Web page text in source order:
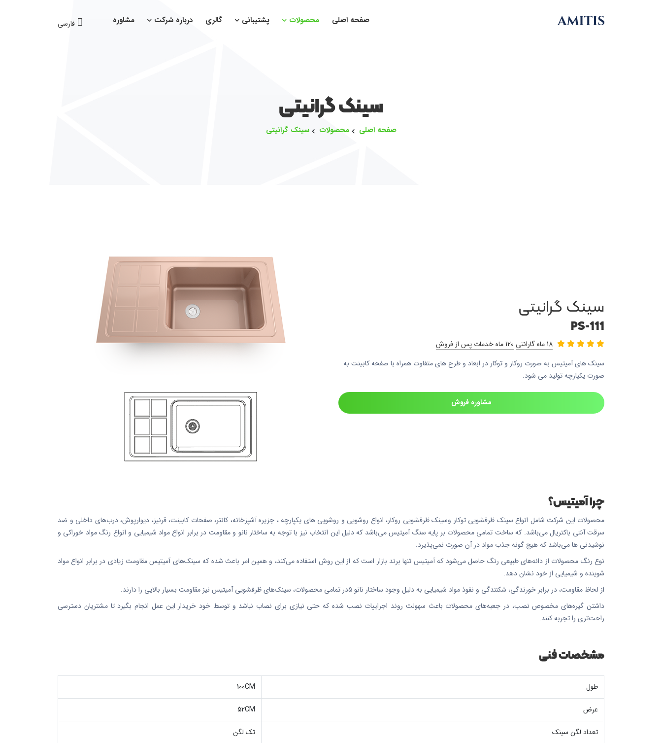
صفحه اصلی محصولات پشتیبانی گالری درباره شرکت مشاوره فارسی
سینک گرانیتی
صفحه اصلی محصولات سینک گرانیتی
سینک گرانیتی
PS-111
18 ماه گارانتی
120 ماه خدمات پس از فروش
سینک های آمیتیس به صورت روکار و توکار در ابعاد و طرح های متفاوت همراه با صفحه کابینت به
صورت یکپارچه تولید می شود.
مشاوره فروش
چرا آمیتیس؟
محصولات این شرکت شامل انواع سینک ظرفشویی توکار وسینک ظرفشویی روکار، انواع روشویی و روشویی های یکپارچه ، جزیره آشپزخانه، کانتر، صفحات کابینت، قرنیز، دیوارپوش، درب‌های داخلی و ضد
سرقت آنتی باکتریال می‌باشد. که ساخت تمامی محصولات بر پایه سنگ آمیتیس می‌باشد که دلیل این انتخاب نیز با توجه به ساختار نانو و مقاومت در برابر انواع مواد شیمیایی و انواع رنگ مواد خوراکی و
نوشیدنی ها می‌باشد که هیچ گونه جذب مواد در آن صورت نمی‌پذیرد.
نوع رنگ محصولات از دانه‌های طبیعی رنگ حاصل می‌شود که آمیتیس تنها برند بازار است که از این روش استفاده می‌کند، و همین امر باعث شده که سینک‌های آمیتیس مقاومت زیادی در برابر انواع مواد
شوینده و شیمیایی از خود نشان دهد.
از لحاظ مقاومت، در برابر خورندگی، شکنندگی و نفوذ مواد شیمیایی به دلیل وجود ساختار نانو 5در تمامی محصولات، سینک‌های ظرفشویی آمیتیس نیز مقاومت بسیار بالایی را دارند.
داشتن گیره‌های مخصوص نصب، در جعبه‌های محصولات باعث سهولت روند اجراییات نصب شده که حتی نیازی برای نصاب نباشد و توسط خود خریدار این عمل انجام بگیرد تا مشتریان دسترسی
راحت‌تری را تجربه کنند.
مشخصات فنی
طول 100CM
عرض 52CM
تعداد لگن سینک تک لگن